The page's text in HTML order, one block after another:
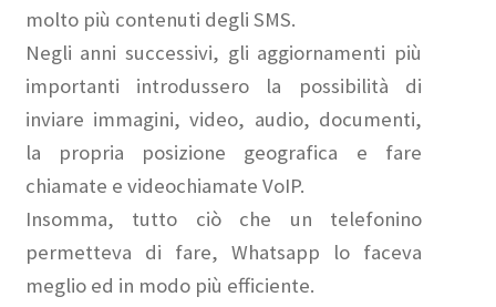
molto più contenuti degli SMS.
Negli anni successivi, gli aggiornamenti più
importanti introdussero la possibilità di
inviare immagini, video, audio, documenti,
la propria posizione geografica e fare
chiamate e videochiamate VoIP.
Insomma, tutto ciò che un telefonino
permetteva di fare, Whatsapp lo faceva
meglio ed in modo più efficiente.